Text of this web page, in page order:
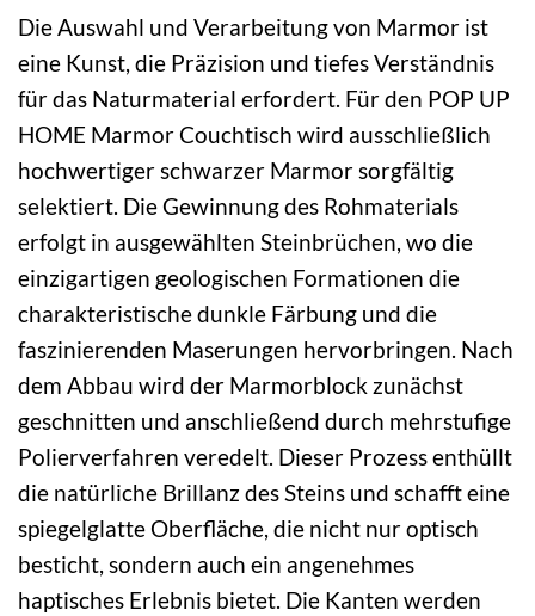
Die Auswahl und Verarbeitung von Marmor ist
eine Kunst, die Präzision und tiefes Verständnis
für das Naturmaterial erfordert. Für den POP UP
HOME Marmor Couchtisch wird ausschließlich
hochwertiger schwarzer Marmor sorgfältig
selektiert. Die Gewinnung des Rohmaterials
erfolgt in ausgewählten Steinbrüchen, wo die
einzigartigen geologischen Formationen die
charakteristische dunkle Färbung und die
faszinierenden Maserungen hervorbringen. Nach
dem Abbau wird der Marmorblock zunächst
geschnitten und anschließend durch mehrstufige
Polierverfahren veredelt. Dieser Prozess enthüllt
die natürliche Brillanz des Steins und schafft eine
spiegelglatte Oberfläche, die nicht nur optisch
besticht, sondern auch ein angenehmes
haptisches Erlebnis bietet. Die Kanten werden